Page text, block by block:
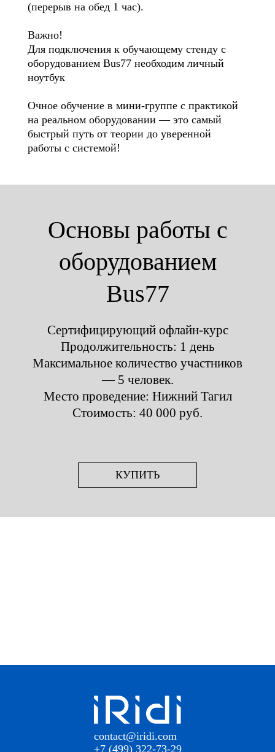
(перерыв на обед 1 час).
Важно!
Для подключения к обучающему стенду с
оборудованием Bus77 необходим личный
ноутбук
Очное обучение в мини-группе с практикой
на реальном оборудовании — это самый
быстрый путь от теории до уверенной
работы с системой!
Основы работы с
оборудованием
Bus77
Сертифицирующий офлайн-курс
Продолжительность: 1 день
Максимальное количество участников
— 5 человек.
Место проведение: Нижний Тагил
Стоимость: 40 000 руб.
КУПИТЬ
contact@iridi.com
+7 (499) 322-73-29